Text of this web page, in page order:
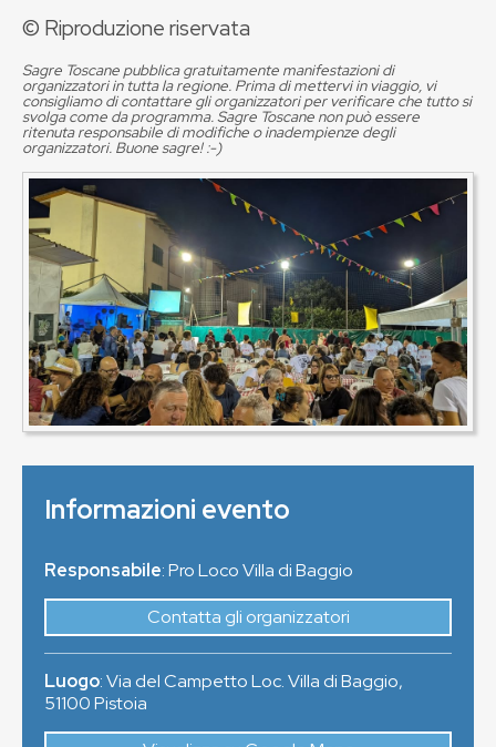
© Riproduzione riservata
Sagre Toscane pubblica gratuitamente manifestazioni di
organizzatori in tutta la regione. Prima di mettervi in viaggio, vi
consigliamo di contattare gli organizzatori per verificare che tutto si
svolga come da programma. Sagre Toscane non può essere
ritenuta responsabile di modifiche o inadempienze degli
organizzatori. Buone sagre! :-)
Informazioni evento
Responsabile: Pro Loco Villa di Baggio
Contatta gli organizzatori
Luogo:Via del Campetto Loc. Villa di Baggio,
51100Pistoia